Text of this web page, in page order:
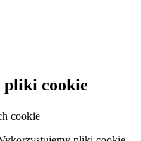
pliki cookie
cookie